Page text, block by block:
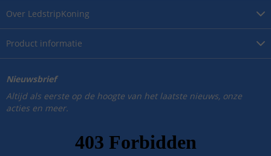
Over LedstripKoning
Product informatie
Nieuwsbrief
Altijd als eerste op de hoogte van het laatste nieuws, onze
acties en meer.